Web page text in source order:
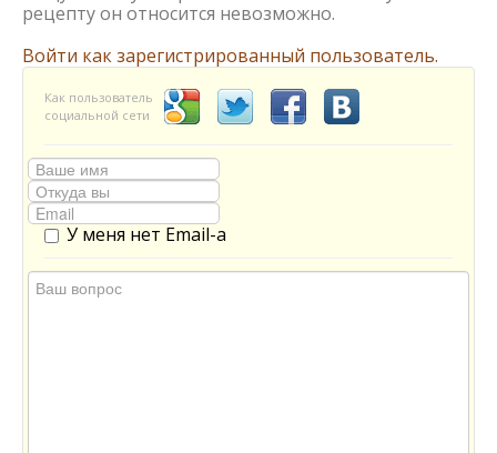
рецепту он относится невозможно.
Войти как зарегистрированный пользователь.
Как пользователь
социальной сети
У меня нет Email-а